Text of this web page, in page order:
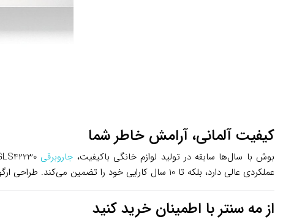
کیفیت آلمانی، آرامش خاطر شما
بوش با سال‌ها سابقه در تولید لوازم خانگی باکیفیت، جاروبرقی
عملکردی عالی دارد، بلکه تا 10 سال کارایی خود را تضمین می‌کند. طراحی ارگونومیک و دسته راحت این جاروبرقی، نظافت را به کاری ساده و بدون خستگی تبدیل می‌کند.
از مه سنتر با اطمینان خرید کنید